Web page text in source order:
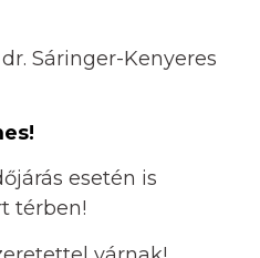
dr. Sáringer-Kenyeres
esetén is
térben!